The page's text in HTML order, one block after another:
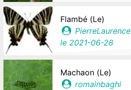
Flambé (Le)
PierreLaurence
le 2021-06-28
Machaon (Le)
romainbaghi